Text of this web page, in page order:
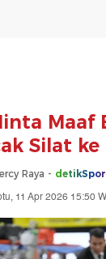
Maaf
Silat
Raya -
11 Apr 2026 15:50